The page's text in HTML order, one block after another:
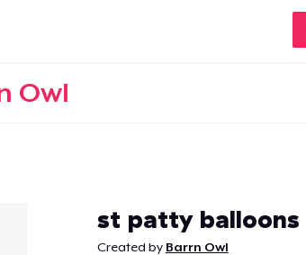
Owl
st patty balloons
Created by Barrn Owl